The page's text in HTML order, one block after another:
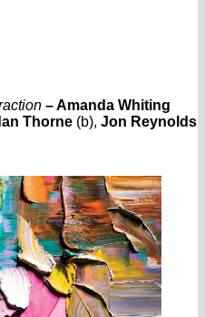
–Amanda Whiting
Thorne (b), Jon Reynolds